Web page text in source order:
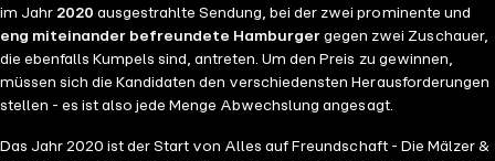
im Jahr 2020 ausgestrahlte Sendung, bei der zwei prominente und
eng miteinander befreundete Hamburger gegen zwei Zuschauer,
die ebenfalls Kumpels sind, antreten. Um den Preis zu gewinnen,
müssen sich die Kandidaten den verschiedensten Herausforderungen
stellen - es ist also jede Menge Abwechslung angesagt.
Das Jahr 2020 ist der Start von Alles auf Freundschaft - Die Mälzer &